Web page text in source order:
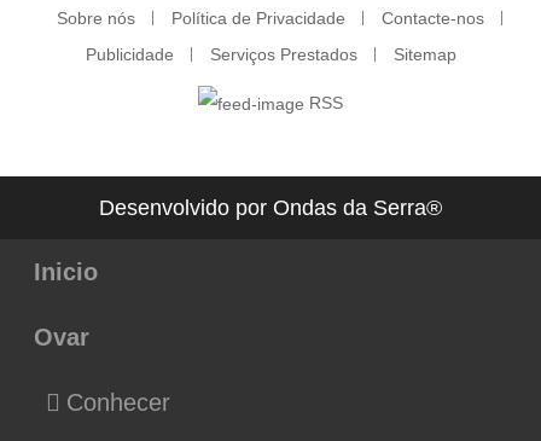
Sobre nós
Política de Privacidade
Contacte-nos
Publicidade
Serviços Prestados Sitemap
RSS
Desenvolvido por Ondas da Serra®
Inicio
Ovar
Conhecer